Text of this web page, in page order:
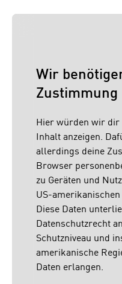
Wir
Zustimmung
Hier würden wir dir
Inhalt anzeigen.
allerdings deine
Browser
zu Geräten und
US-
Diese Daten
Datenschutzrecht
Schutzniveau und
amerikanische
Daten erlangen.